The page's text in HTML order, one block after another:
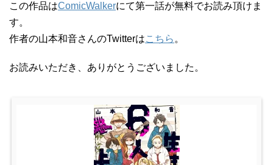
この作品はComicWalkerにて第一話が無料でお読み頂けま
す。
作者の山本和音さんのTwitterはこちら 。
お読みいただき、ありがとうございました。